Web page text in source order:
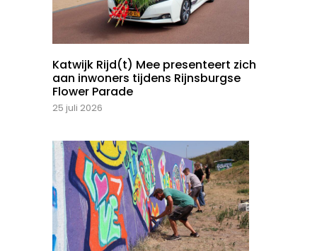
Katwijk Rijd(t) Mee presenteert zich
aan inwoners tijdens Rijnsburgse
Flower Parade
25 juli 2026